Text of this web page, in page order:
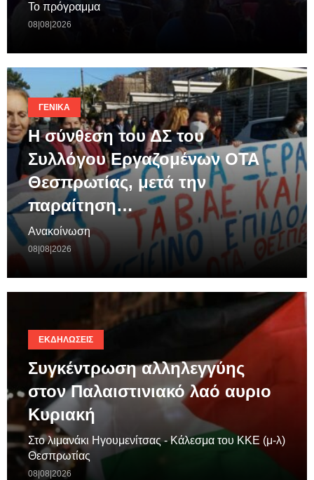
Το πρόγραμμα
08|08|2026
ΓΕΝΙΚΆ
Η σύνθεση του ΔΣ του
Συλλόγου Εργαζομένων ΟΤΑ
Θεσπρωτίας, μετά την
παραίτηση…
Ανακοίνωση
08|08|2026
ΕΚΔΗΛΏΣΕΙΣ
Συγκέντρωση αλληλεγγύης
στον Παλαιστινιακό λαό αυριο
Κυριακή
Στο λιμανάκι Ηγουμενίτσας - Κάλεσμα του ΚΚΕ (μ-λ)
Θεσπρωτίας
08|08|2026